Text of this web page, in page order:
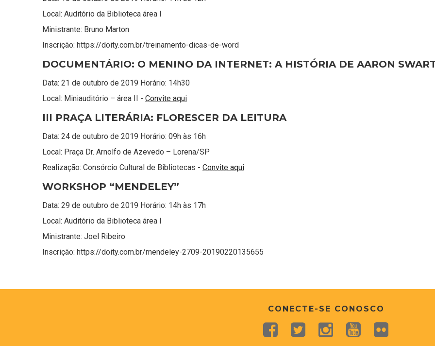
Local: Auditório da Biblioteca área I
Ministrante: Bruno Marton
Inscrição: https://doity.com.br/treinamento-dicas-de-word
DOCUMENTÁRIO: O MENINO DA INTERNET: A HISTÓRIA DE AARON
Data: 21 de outubro de 2019 Horário: 14h30
Local: Miniauditório – área II - Convite aqui
III PRAÇA LITERÁRIA: FLORESCER DA LEITURA
Data: 24 de outubro de 2019 Horário: 09h às 16h
Local: Praça Dr. Arnolfo de Azevedo – Lorena/SP
Realização: Consórcio Cultural de Bibliotecas - Convite aqui
WORKSHOP “MENDELEY”
Data: 29 de outubro de 2019 Horário: 14h às 17h
Local: Auditório da Biblioteca área I
Ministrante: Joel Ribeiro
Inscrição: https://doity.com.br/mendeley-2709-20190220135655
CONECTE-SE CONOSCO